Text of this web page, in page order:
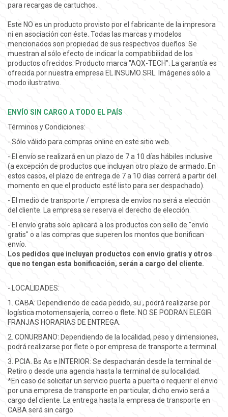
para recargas de cartuchos.
Este NO es un producto provisto por el fabricante de la impresora
ni en asociación con éste. Todas las marcas y modelos
mencionados son propiedad de sus respectivos dueños. Se
muestran al sólo efecto de indicar la compatibilidad de los
productos ofrecidos. Producto marca "AQX-TECH". La garantía es
ofrecida por nuestra empresa EL INSUMO SRL. Imágenes sólo a
modo ilustrativo.
ENVÍO SIN CARGO A TODO EL PAÍS
Términos y Condiciones:
- Sólo válido para compras online en este sitio web.
- El envío se realizará en un plazo de 7 a 10 días hábiles inclusive
(a excepción de productos que incluyan otro plazo de armado. En
estos casos, el plazo de entrega de 7 a 10 días correrá a partir del
momento en que el producto esté listo para ser despachado).
- El medio de transporte / empresa de envíos no será a elección
del cliente. La empresa se reserva el derecho de elección.
- El envío gratis solo aplicará a los productos con sello de "envío
gratis" o a las compras que superen los montos que bonifican
envío.
Los pedidos que incluyan productos con envío gratis y otros
que no tengan esta bonificación, serán a cargo del cliente.
- LOCALIDADES:
1. CABA: Dependiendo de cada pedido, su , podrá realizarse por
logística motomensajería, correo o flete. NO SE PODRAN ELEGIR
FRANJAS HORARIAS DE ENTREGA.
2. CONURBANO: Dependiendo de la localidad, peso y dimensiones,
podrá realizarse por flete o por empresa de transporte a terminal.
3. PCIA. Bs As e INTERIOR: Se despacharán desde la terminal de
Retiro o desde una agencia hasta la terminal de su localidad.
*En caso de solicitar un servicio puerta a puerta o requerir el envio
por una empresa de transporte en particular, dicho envio será a
cargo del cliente. La entrega hasta la empresa de transporte en
CABA será sin cargo.